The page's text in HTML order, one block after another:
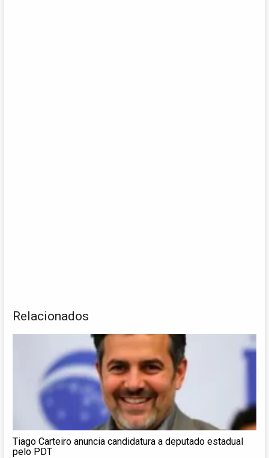
Relacionados
Tiago Carteiro anuncia candidatura a deputado estadual
pelo PDT